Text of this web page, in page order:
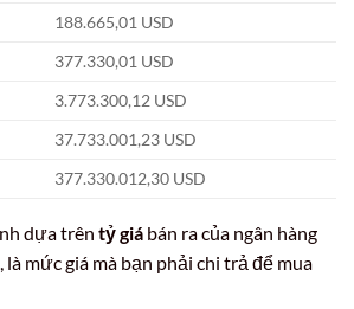
188.665,01 USD
377.330,01 USD
3.773.300,12 USD
37.733.001,23 USD
377.330.012,30 USD
dựa trên tỷ giá bán ra của ngân hàng
mức giá mà bạn phải chi trả để mua